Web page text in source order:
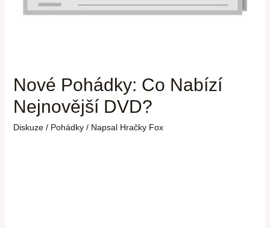
Nové Pohádky: Co Nabízí
Nejnovější DVD?
Diskuze / Pohádky/ Napsal Hračky Fox